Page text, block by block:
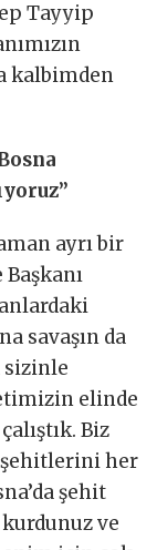
Tayyip
kalbimden
ayrı bir
savaşın da
sizinle
elinde
Biz
şehitlerini her
şehit
ve